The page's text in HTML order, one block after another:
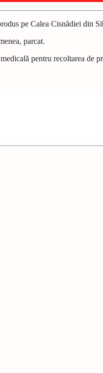
pe Calea Cisnădiei din
parcat.
pentru recoltarea de